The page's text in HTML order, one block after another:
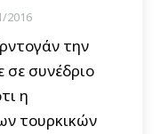
2016
την
σε συνέδριο
η
τουρκικών